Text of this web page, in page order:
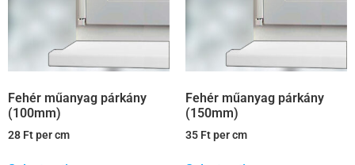
Fehér műanyag párkány
(100mm)
28 Ftper cm
Fehér műanyag párkány
(150mm)
35 Ftper cm